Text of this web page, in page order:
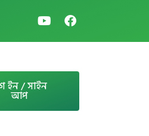
ইন / সাইন
আপ